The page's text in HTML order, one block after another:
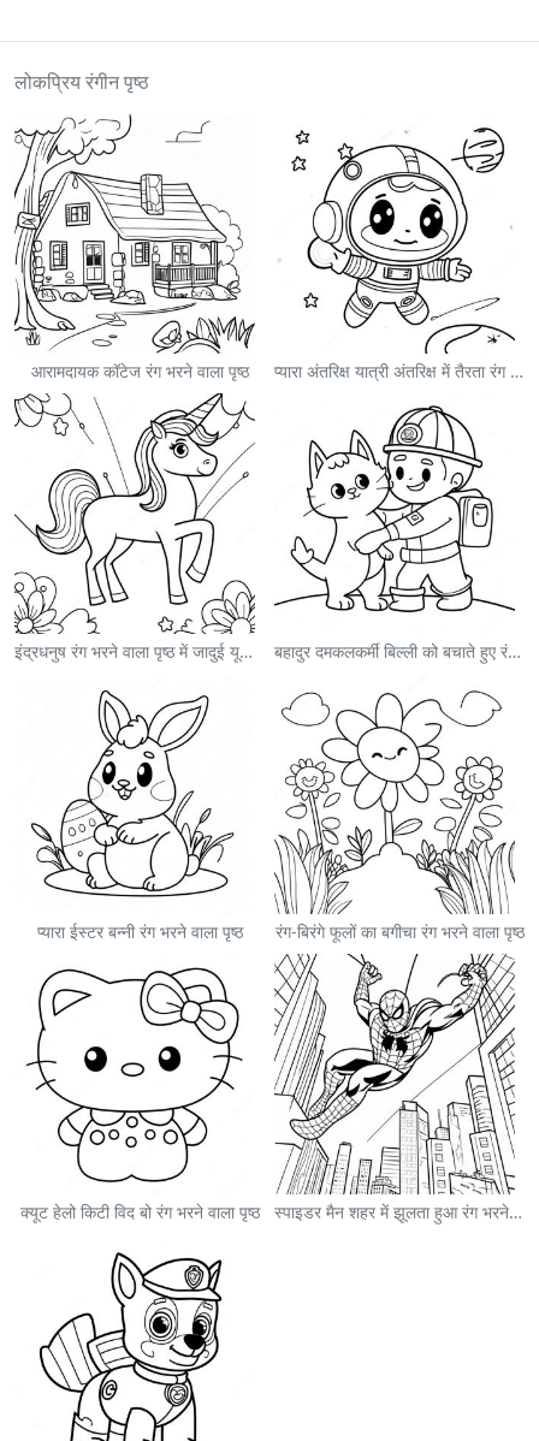
लोकप्रिय रंगीन पृष्ठ
आरामदायक कॉटेज रंग भरने वाला पृष्ठ प्यारा अंतरिक्ष यात्री अंतरिक्ष में तैरता रंग भरने वाला पृष्ठ
इंद्रधनुष रंग भरने वाला पृष्ठ में जादुई यूनिकॉर्न बहादुर दमकलकर्मी बिल्ली को बचाते हुए रंग भरने वाला पृष्ठ
प्यारा ईस्टर बन्नी रंग भरने वाला पृष्ठ रंग-बिरंगे फूलों का बगीचा रंग भरने वाला पृष्ठ
क्यूट हेलो किटी विद बो रंग भरने वाला पृष्ठ स्पाइडर मैन शहर में झूलता हुआ रंग भरने वाला पृष्ठ